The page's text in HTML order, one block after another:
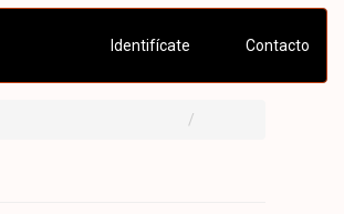
Identifícate Contacto